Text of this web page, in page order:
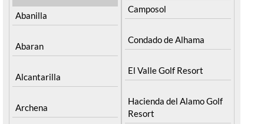
Abanilla
Abaran
Alcantarilla
Archena
Camposol
Condado de Alhama
El Valle Golf Resort
Hacienda del Alamo Golf
Resort